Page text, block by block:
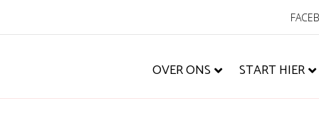
OVER ONS START HIER